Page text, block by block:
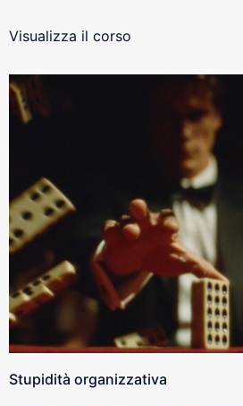
Visualizza il corso
Stupidità organizzativa